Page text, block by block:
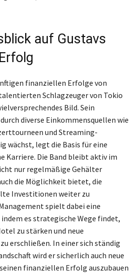
auf Gustavs
finanziellen Erfolge von
Schlagzeuger von Tokio
Bild. Sein
diverse Einkommensquellen wie
und Streaming-
wächst, legt die Basis für eine
Karriere. Die Band bleibt aktiv im
nur regelmäßige Gehälter
die Möglichkeit bietet, die
Investitionen weiter zu
spielt dabei eine
es strategische Wege findet,
zu stärken und neue
erschließen. In einer sich ständig
wird er sicherlich auch neue
finanziellen Erfolg auszubauen